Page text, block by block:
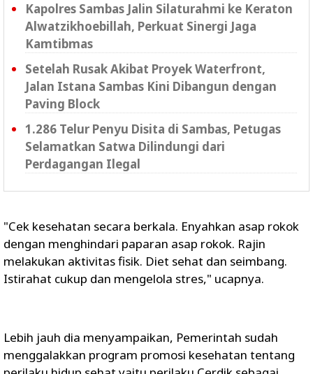
Kapolres Sambas Jalin Silaturahmi ke Keraton
Alwatzikhoebillah, Perkuat Sinergi Jaga
Kamtibmas
Setelah Rusak Akibat Proyek Waterfront,
Jalan Istana Sambas Kini Dibangun dengan
Paving Block
1.286 Telur Penyu Disita di Sambas, Petugas
Selamatkan Satwa Dilindungi dari
Perdagangan Ilegal
"Cek kesehatan secara berkala. Enyahkan asap rokok
dengan menghindari paparan asap rokok. Rajin
melakukan aktivitas fisik. Diet sehat dan seimbang.
Istirahat cukup dan mengelola stres," ucapnya.
Lebih jauh dia menyampaikan, Pemerintah sudah
menggalakkan program promosi kesehatan tentang